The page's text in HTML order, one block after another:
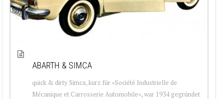
ABARTH & SIMCA
quick & dirty Simca, kurz für «Société Industrielle de
Mécanique et Carrosserie Automobile», war 1934 gegründet